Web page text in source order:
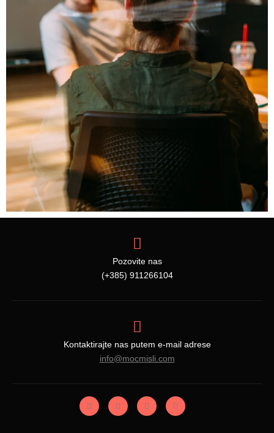
Pozovite nas
(+385) 911266104
Kontaktirajte nas putem e-mail adrese
info@mocmisli.com